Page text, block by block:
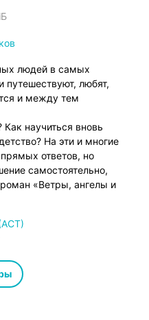
людей в самых
путешествуют, любят,
и между тем
научиться вновь
На эти и многие
ответов, но
самостоятельно,
«Ветры, ангелы и